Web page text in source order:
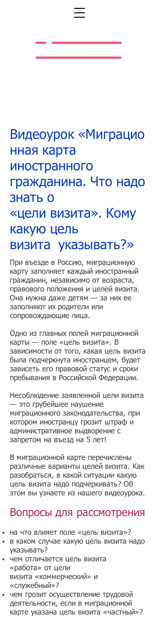
Видеоурок «Миграцио
нная карта
иностранного
гражданина. Что надо
знать о
«цели визита». Кому
какую цель
визита указывать?»
При въезде в Россию, миграционную
карту заполняет каждый иностранный
гражданин, независимо от возраста,
правового положения и целей визита.
Она нужна даже детям — за них ее
заполняют их родители или
сопровождающие лица.
Одно из главных полей миграционной
карты — поле «цель визита». В
зависимости от того, какая цель визита
была подчеркнута иностранцем, будет
зависеть его правовой статус и сроки
пребывания в Российской Федерации.
Несоблюдение заявленной цели визита
— это грубейшее наушение
миграционного законодательства, при
котором иностранцу грозит штраф и
административное выдворение с
запретом на въезд на 5 лет!
В миграционной карте перечислены
различные варианты целей визита. Как
разобраться, в какой ситуации какую
цель визита надо подчеркивать? Об
этом вы узнаете из нашего видеоурока.
Вопросы для рассмотрения
на что влияет поле «цель визита»?
в каком случае какую цель визита надо
указывать?
чем отличается цель визита
«работа» от цели
визита «коммерческий» и
«служебный»?
чем грозит осуществление трудовой
деятельности, если в миграционной
карте указана цель визита «частный»?